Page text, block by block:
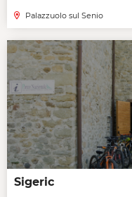
Palazzuolo sul Senio
Sigeric